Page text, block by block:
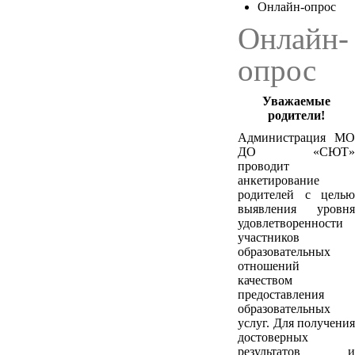
Онлайн-опрос
Онлайн-
опрос
Уважаемые
родители!
Администрация МО
ДО «СЮТ»
проводит
анкетирование
родителей с целью
выявления уровня
удовлетворенности
участников
образовательных
отношений
качеством
предоставления
образовательных
услуг. Для получения
достоверных
результатов и